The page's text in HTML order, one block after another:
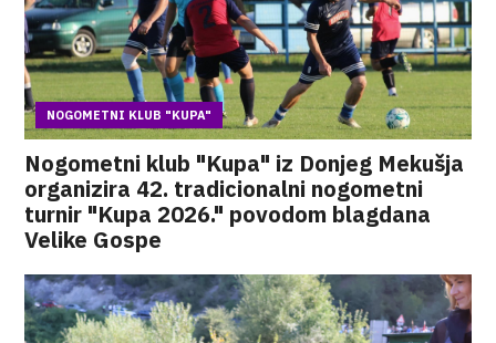
NOGOMETNI KLUB "KUPA"
Nogometni klub "Kupa" iz Donjeg Mekušja
organizira 42. tradicionalni nogometni
turnir "Kupa 2026." povodom blagdana
Velike Gospe